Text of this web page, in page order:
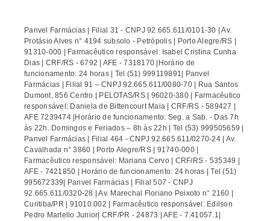
Panvel Farmácias | Filial 31 - CNPJ 92.665.611/0101-30 | Av.
Protásio Alves n° 4194 subsolo - Petrópolis | Porto Alegre/RS |
91310-000 | Farmacêutico responsável: Isabel Cristina Cunha
Dias | CRF/RS - 6792 | AFE - 7318170 |Horário de
funcionamento: 24 horas | Tel (51) 999119891| Panvel
Farmácias | Filial 91 – CNPJ 92.665.611/0080-70 | Rua Santos
Dumont, 856 Centro | PELOTAS/RS | 96020-380 | Farmacêutico
responsável: Daniela de Bittencourt Maia | CRF/RS - 589427 |
AFE 7239474 |Horário de funcionamento: Seg. a Sab. - Das 7h
às 22h. Domingos e Feriados – 8h às 22h | Tel (53) 999505659 |
Panvel Farmácias | Filial 464 - CNPJ 92.665.611/0270-24 | Av.
Cavalhada n° 3860 | Porto Alegre/RS | 91740-000 |
Farmacêutico responsável: Mariana Cervo | CRF/RS - 535349 |
AFE - 7421850 | Horário de funcionamento: 24 horas | Tel (51)
995672339| Panvel Farmácias | Filial 507 - CNPJ
92.665.611/0320-28 | Av. Marechal Floriano Peixoto n° 2160 |
Curitiba/PR | 91010.002 | Farmacêutico responsável: Edilson
Pedro Martello Junior| CRF/PR - 24873 | AFE - 7.41057.1|